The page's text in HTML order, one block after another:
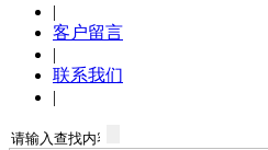
|
客户留言
|
联系我们
|